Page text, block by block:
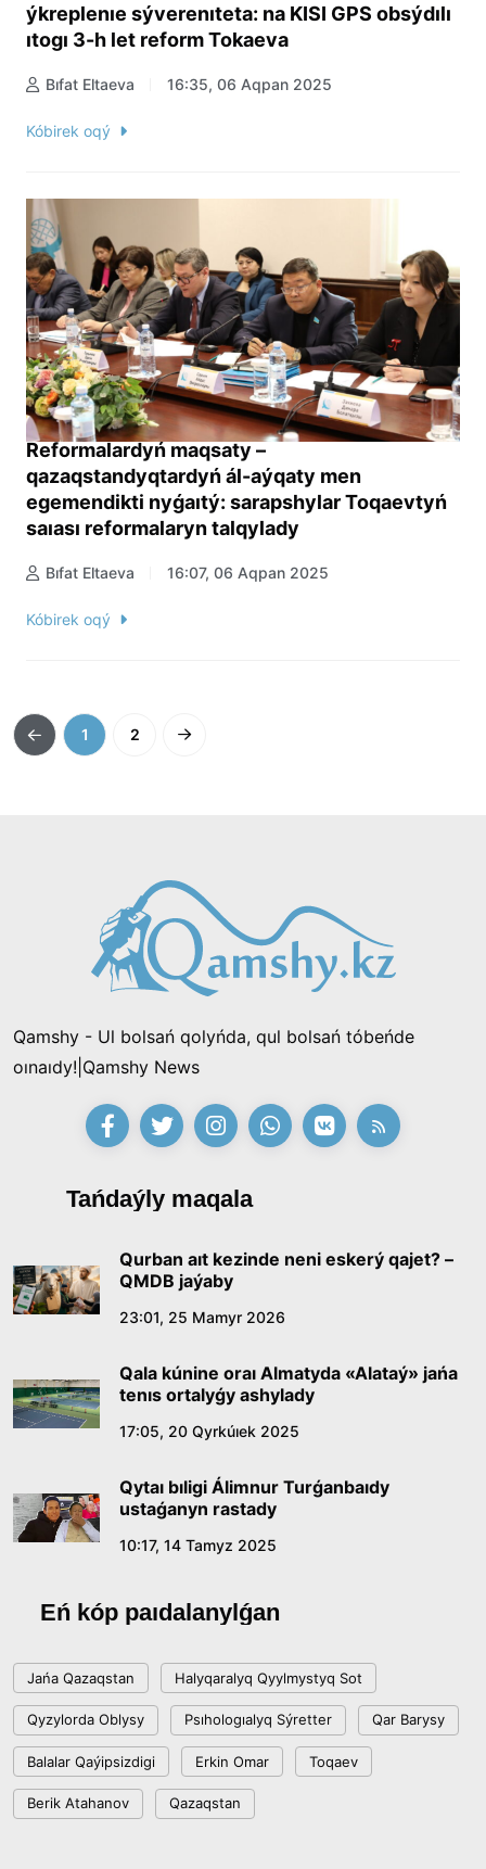
ýkreplenıe sýverenıteta: na KISI GPS obsýdılı
ıtogı 3-h let reform Tokaeva
Bıfat Eltaeva 16:35, 06 Aqpan 2025
Kóbirek oqý
Reformalardyń maqsaty –
qazaqstandyqtardyń ál-aýqaty men
egemendikti nyǵaıtý: sarapshylar Toqaevtyń
saıası reformalaryn talqylady
Bıfat Eltaeva 16:07, 06 Aqpan 2025
Kóbirek oqý
1 2
Qamshy - Ul bolsań qolyńda, qul bolsań tóbeńde
oınaıdy!|Qamshy News
Tańdaýly maqala
Qurban aıt kezinde neni eskerý qajet? –
QMDB jaýaby
23:01, 25 Mamyr 2026
Qala kúnine oraı Almatyda «Alataý» jańa
tenıs ortalyǵy ashylady
17:05, 20 Qyrkúıek 2025
Qytaı bıligi Álimnur Turǵanbaıdy
ustaǵanyn rastady
10:17, 14 Tamyz 2025
Eń kóp paıdalanylǵan
Jańa Qazaqstan Halyqaralyq Qyylmystyq Sot
Qyzylorda Oblysy Psıhologıalyq Sýretter Qar Barysy
Balalar Qaýipsizdigi Erkin Omar Toqaev
Berik Atahanov Qazaqstan